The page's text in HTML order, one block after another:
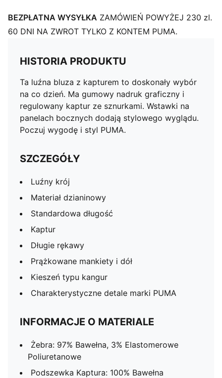
BEZPŁATNA WYSYŁKA ZAMÓWIEŃ POWYŻEJ 230 zl.
60 DNI NA ZWROT TYLKO Z KONTEM PUMA.
HISTORIA PRODUKTU
Ta luźna bluza z kapturem to doskonały wybór
na co dzień. Ma gumowy nadruk graficzny i
regulowany kaptur ze sznurkami. Wstawki na
panelach bocznych dodają stylowego wyglądu.
Poczuj wygodę i styl PUMA.
SZCZEGÓŁY
Luźny krój
Materiał dzianinowy
Standardowa długość
Kaptur
Długie rękawy
Prążkowane mankiety i dół
Kieszeń typu kangur
Charakterystyczne detale marki PUMA
INFORMACJE O MATERIALE
Żebra: 97% Bawełna, 3% Elastomerowe
Poliuretanowe
Podszewka Kaptura: 100% Bawełna